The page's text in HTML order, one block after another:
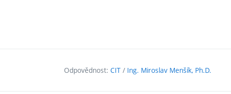
Odpovědnost: CIT / Ing. Miroslav Menšík, Ph.D.